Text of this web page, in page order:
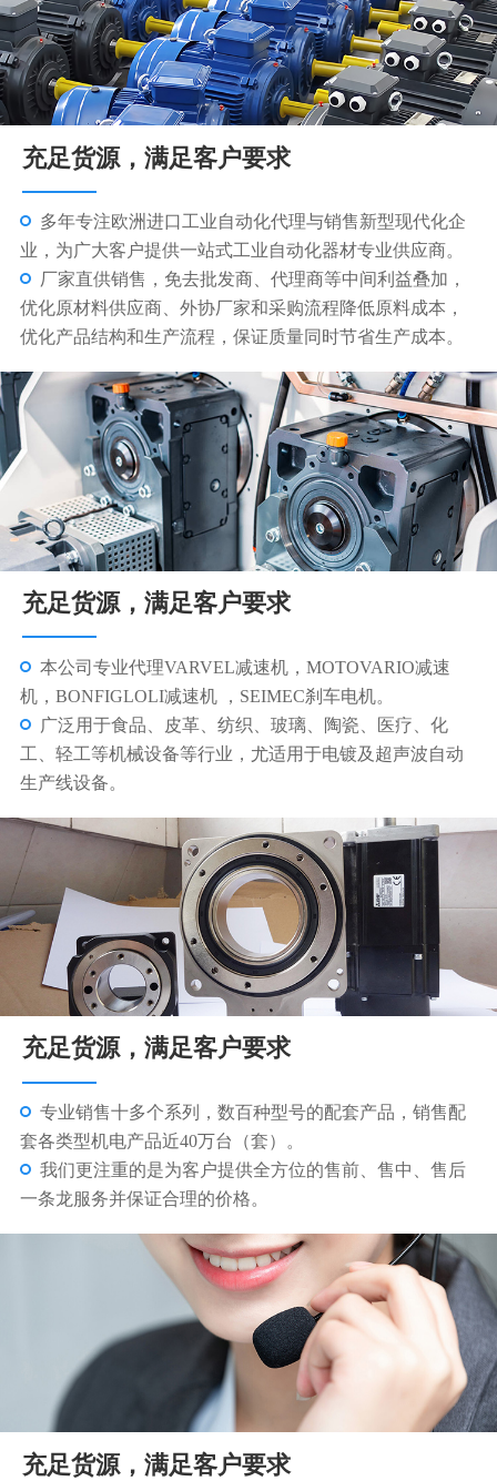
充足货源，满足客户要求
本公司专业代理VARVEL减速机，MOTOVARIO减速
机，BONFIGLOLI减速机 ，SEIMEC刹车电机。
广泛用于食品、皮革、纺织、玻璃、陶瓷、医疗、化
工、轻工等机械设备等行业，尤适用于电镀及超声波自动
生产线设备。
充足货源，满足客户要求
专业销售十多个系列，数百种型号的配套产品，销售配
套各类型机电产品近40万台（套）。
我们更注重的是为客户提供全方位的售前、售中、售后
一条龙服务并保证合理的价格。
充足货源，满足客户要求
技术人员为您免费提供选型、安装、维修等技术指导服
务，专业物流团队，现货48小时发货，1年质保；7天免费
更换服务。
完善的售后服务，一对一的服务专员让您无后顾之忧，
快速、准确的解决您和设备故障及技术问题。